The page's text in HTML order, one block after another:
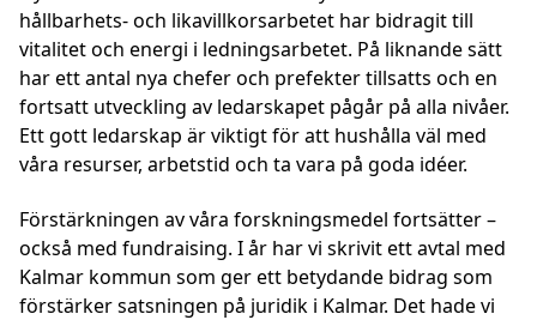
hållbarhets- och likavillkorsarbetet har bidragit till
vitalitet och energi i ledningsarbetet. På liknande sätt
har ett antal nya chefer och prefekter tillsatts och en
fortsatt utveckling av ledarskapet pågår på alla nivåer.
Ett gott ledarskap är viktigt för att hushålla väl med
våra resurser, arbetstid och ta vara på goda idéer.
Förstärkningen av våra forskningsmedel fortsätter –
också med fundraising. I år har vi skrivit ett avtal med
Kalmar kommun som ger ett betydande bidrag som
förstärker satsningen på juridik i Kalmar. Det hade vi